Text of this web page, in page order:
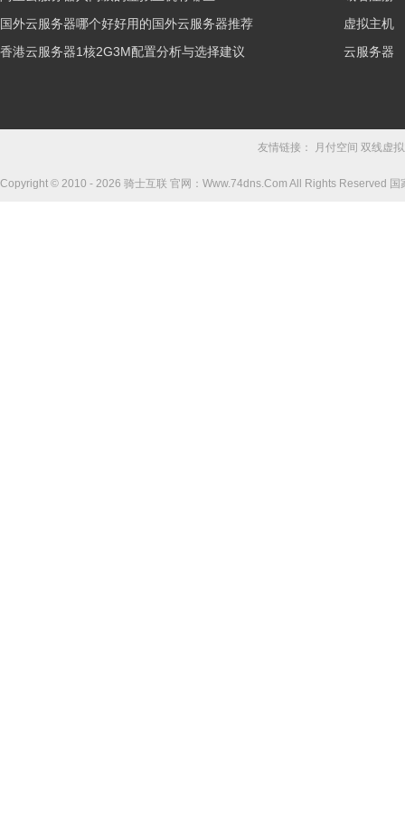
国外云服务器哪个好好用的国外云服务器推荐
香港云服务器1核2G3M配置分析与选择建议
虚拟主机
云服务器
友情链接： 月付空间 双线虚
Copyright © 2010 - 2026 骑士互联 官网：Www.74dns.Com All Rights Reserved